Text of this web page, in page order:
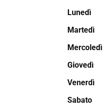
Lunedì
Martedì
Mercoledì
Giovedì
Venerdì
Sabato